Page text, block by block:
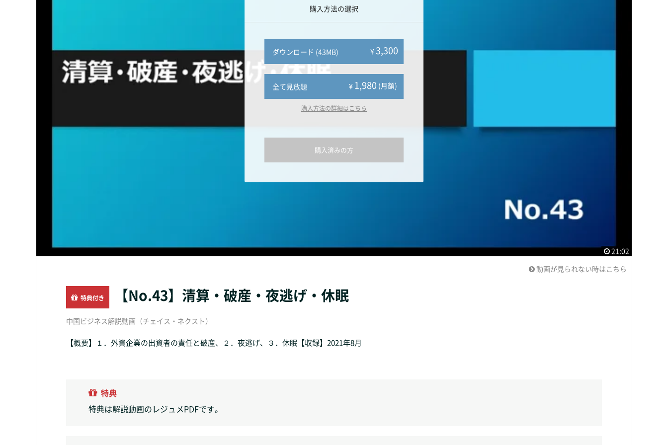
購入方法の選択
ダウンロード (43MB) ¥3,300
全て見放題 ¥ 1,980 (月額)
購入方法の詳細はこちら
購入済みの方
21:02
動画が見られない時はこちら
特典付き 【No.43】清算・破産・夜逃げ・休眠
中国ビジネス解説動画（チェイス・ネクスト）
【概要】１．外資企業の出資者の責任と破産、２．夜逃げ、３．休眠【収録】2021年8月
特典
特典は解説動画のレジュメPDFです。